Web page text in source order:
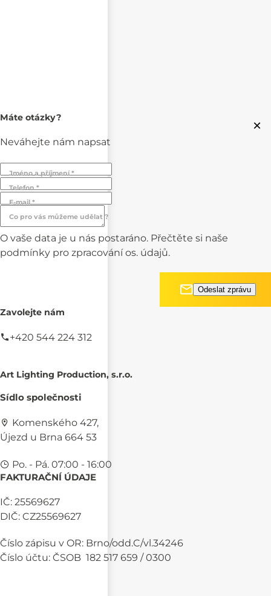
×
Máte otázky?
Neváhejte nám napsat
Jméno a příjmení *
Telefon *
E-mail *
Co pro vás můžeme udělat ?
O vaše data je u nás postaráno. Přečtěte si naše
podmínky pro zpracování os. údajů.
Zavolejte nám
+420 544 224 312
Art Lighting Production, s.r.o.
Sídlo společnosti
Komenského 427,
Újezd u Brna 664 53
Po. - Pá. 07:00 - 16:00
FAKTURAČNÍ ÚDAJE
IČ: 25569627
DIČ: CZ25569627
Číslo zápisu v OR: Brno/odd.C/vl.34246
Číslo účtu: ČSOB 182 517 659 / 0300